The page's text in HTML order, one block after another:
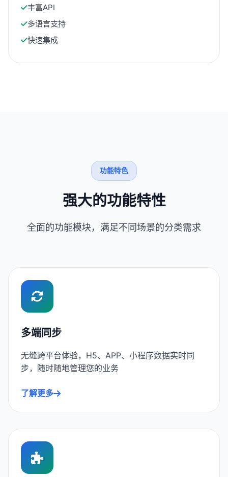
丰富API
多语言支持
快速集成
功能特色
强大的功能特性
全面的功能模块，满足不同场景的分类需求
多端同步
无缝跨平台体验，H5、APP、小程序数据实时同
步，随时随地管理您的业务
了解更多